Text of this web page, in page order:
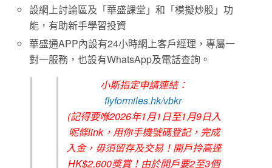
設網上討論區及「華盛課堂」和「模擬炒股」功
能，有助新手學習投資
華盛通APP內設有24小時網上客戶經理，專屬一
對一服務，也設有WhatsApp及電話查詢。
小斯指定申請連結：
flyformiles.hk/vbkr
(記得要喺2026年1月1日至1月9日入
呢條link，用你手機號碼登記，完成
入金，毋須留存及交易！開戶拎高達
HK$2,600獎賞！由於開戶要2至3個